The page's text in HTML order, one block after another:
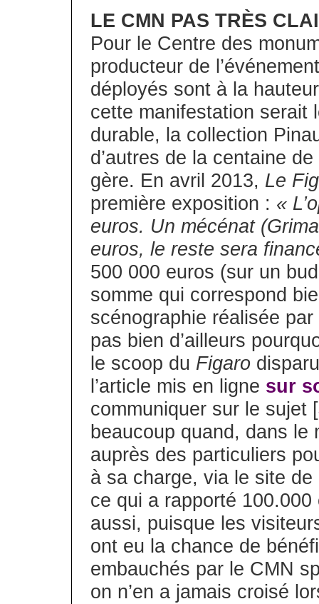
LE CMN PAS TRÈS
Pour le Centre des
producteur de
déployés sont à la
cette manifestation serait
durable, la collection
d’autres de la centaine
gère. En avril 2013, Le
première exposition : «
euros. Un mécénat
euros, le reste sera
500 000 euros (sur un
somme qui correspond
scénographie réalisée par
pas bien d’ailleurs
le scoop du Figaro
l’article mis en ligne sur
communiquer sur le sujet [
beaucoup quand, dans
auprès des particuliers
à sa charge, via le site
ce qui a rapporté
aussi, puisque les
ont eu la chance de
embauchés par le CMN
on n’en a jamais croisé